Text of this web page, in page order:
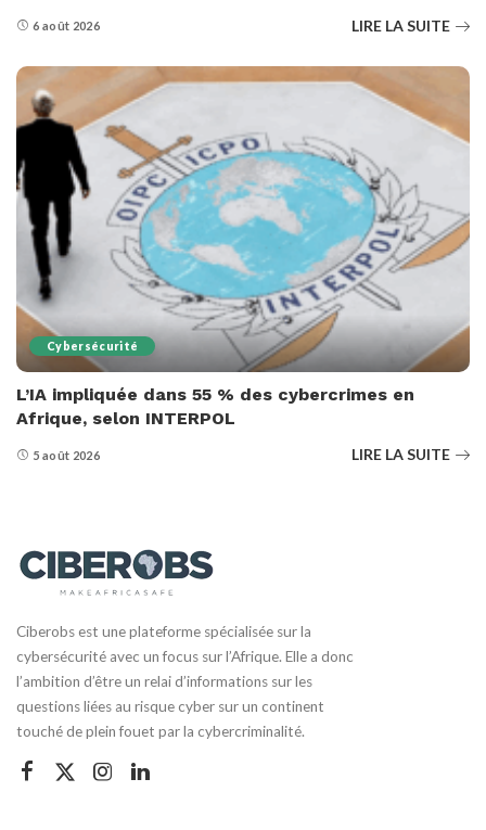
6 août 2026 LIRE LA SUITE
Cybersécurité
L’IA impliquée dans 55 % des cybercrimes en
Afrique, selon INTERPOL
5 août 2026 LIRE LA SUITE
Ciberobs est une plateforme spécialisée sur la
cybersécurité avec un focus sur l’Afrique. Elle a donc
l’ambition d’être un relai d’informations sur les
questions liées au risque cyber sur un continent
touché de plein fouet par la cybercriminalité.